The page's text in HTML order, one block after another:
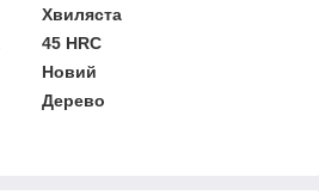
Хвиляста
45 HRC
Новий
Дерево